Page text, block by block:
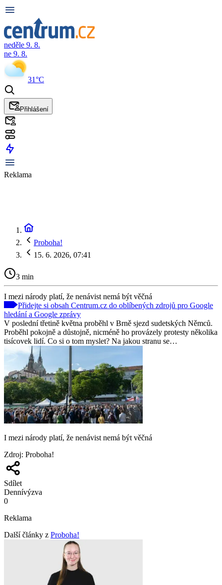
neděle 9. 8.
ne 9. 8.
31°C
Přihlášení
Reklama
Proboha!
15. 6. 2026, 07:41
3 min
I mezi národy platí, že nenávist nemá být věčná
Přidejte si obsah Centrum.cz do oblíbených zdrojů pro Google
hledání a Google zprávy
V poslední třetině května proběhl v Brně sjezd sudetských Němců.
Proběhl pokojně a důstojně, nicméně ho provázely protesty několika
tisícovek lidí. Co si o tom myslet? Na jakou stranu se…
I mezi národy platí, že nenávist nemá být věčná
Zdroj: Proboha!
Sdílet
Dennívýzva
0
Reklama
Další články z Proboha!